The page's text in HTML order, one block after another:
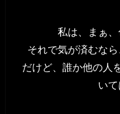
私は、まぁ
それで気が済むな
だけど、誰か他の人
い